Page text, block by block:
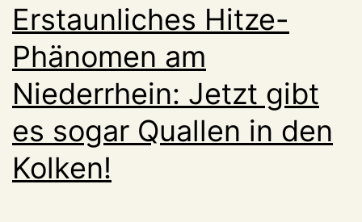
die
City
Erstaunliches Hitze-
Phänomen am
Niederrhein: Jetzt gibt
es sogar Quallen in den
Kolken!